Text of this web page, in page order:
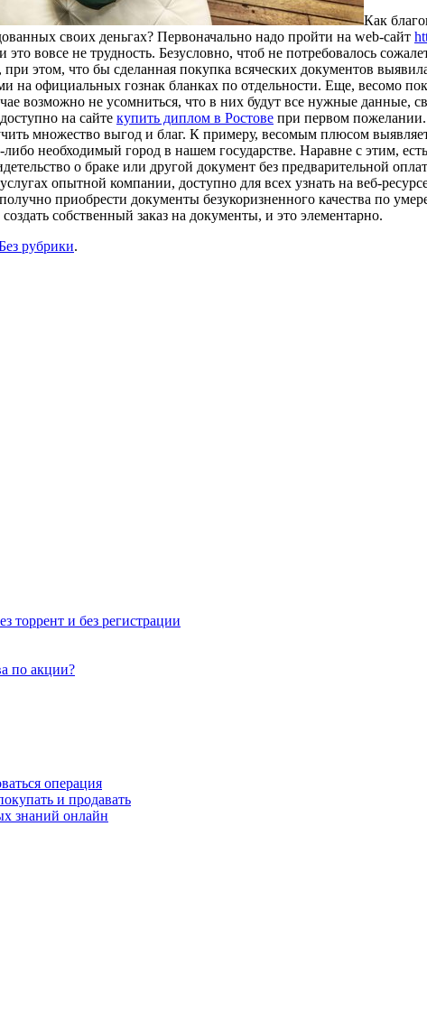
Кaк
своих деньгах? Первоначально надо пройти на web-сайт
вовсе не трудность. Безусловно, чтоб не потребовалось
этом, что бы сделанная покупка всяческих документов
официальных гознак бланках по отдельности. Еще, весомо
возможно не усомниться, что в них будут все нужные данные,
на сайте купить диплом в Ростове при первом
множество выгод и благ. К примеру, весомым плюсом
либо необходимый город в нашем государстве. Наравне с этим,
о браке или другой документ без
опытной компании, доступно для всех узнать на веб-
приобрести документы безукоризненного качества по
собственный заказ на документы, и это элементарно.
рубрики.
торрент и без регистрации
по акции?
операция
и продавать
знаний онлайн